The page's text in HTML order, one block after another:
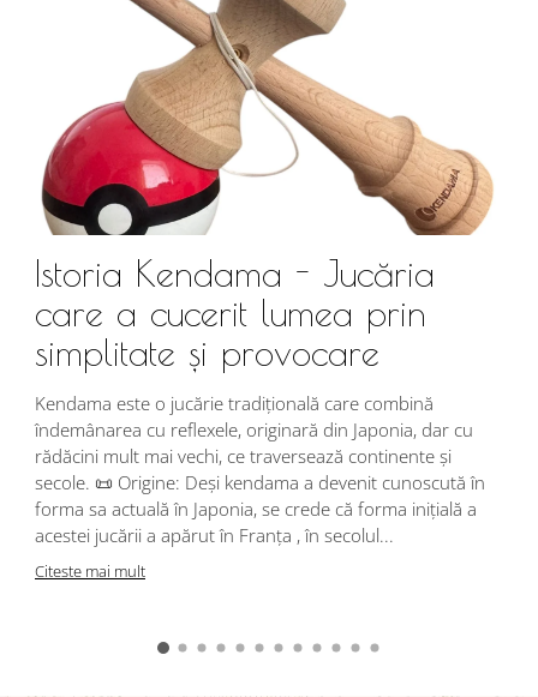
Istoria Kendama - Jucăria
care a cucerit lumea prin
simplitate și provocare
Kendama este o jucărie tradițională care combină
îndemânarea cu reflexele, originară din Japonia, dar cu
rădăcini mult mai vechi, ce traversează continente și
secole. 📜 Origine: Deși kendama a devenit cunoscută în
forma sa actuală în Japonia, se crede că forma inițială a
acestei jucării a apărut în Franța , în secolul...
Citeste mai mult